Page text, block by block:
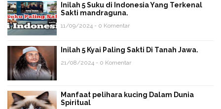
Inilah 5 Suku di Indonesia Yang Terkenal
Sakti mandraguna.
11/09/2024 - 0 Komentar
Inilah 5 Kyai Paling Sakti Di Tanah Jawa.
21/08/2024 - 0 Komentar
Manfaat pelihara kucing Dalam Dunia
Spiritual